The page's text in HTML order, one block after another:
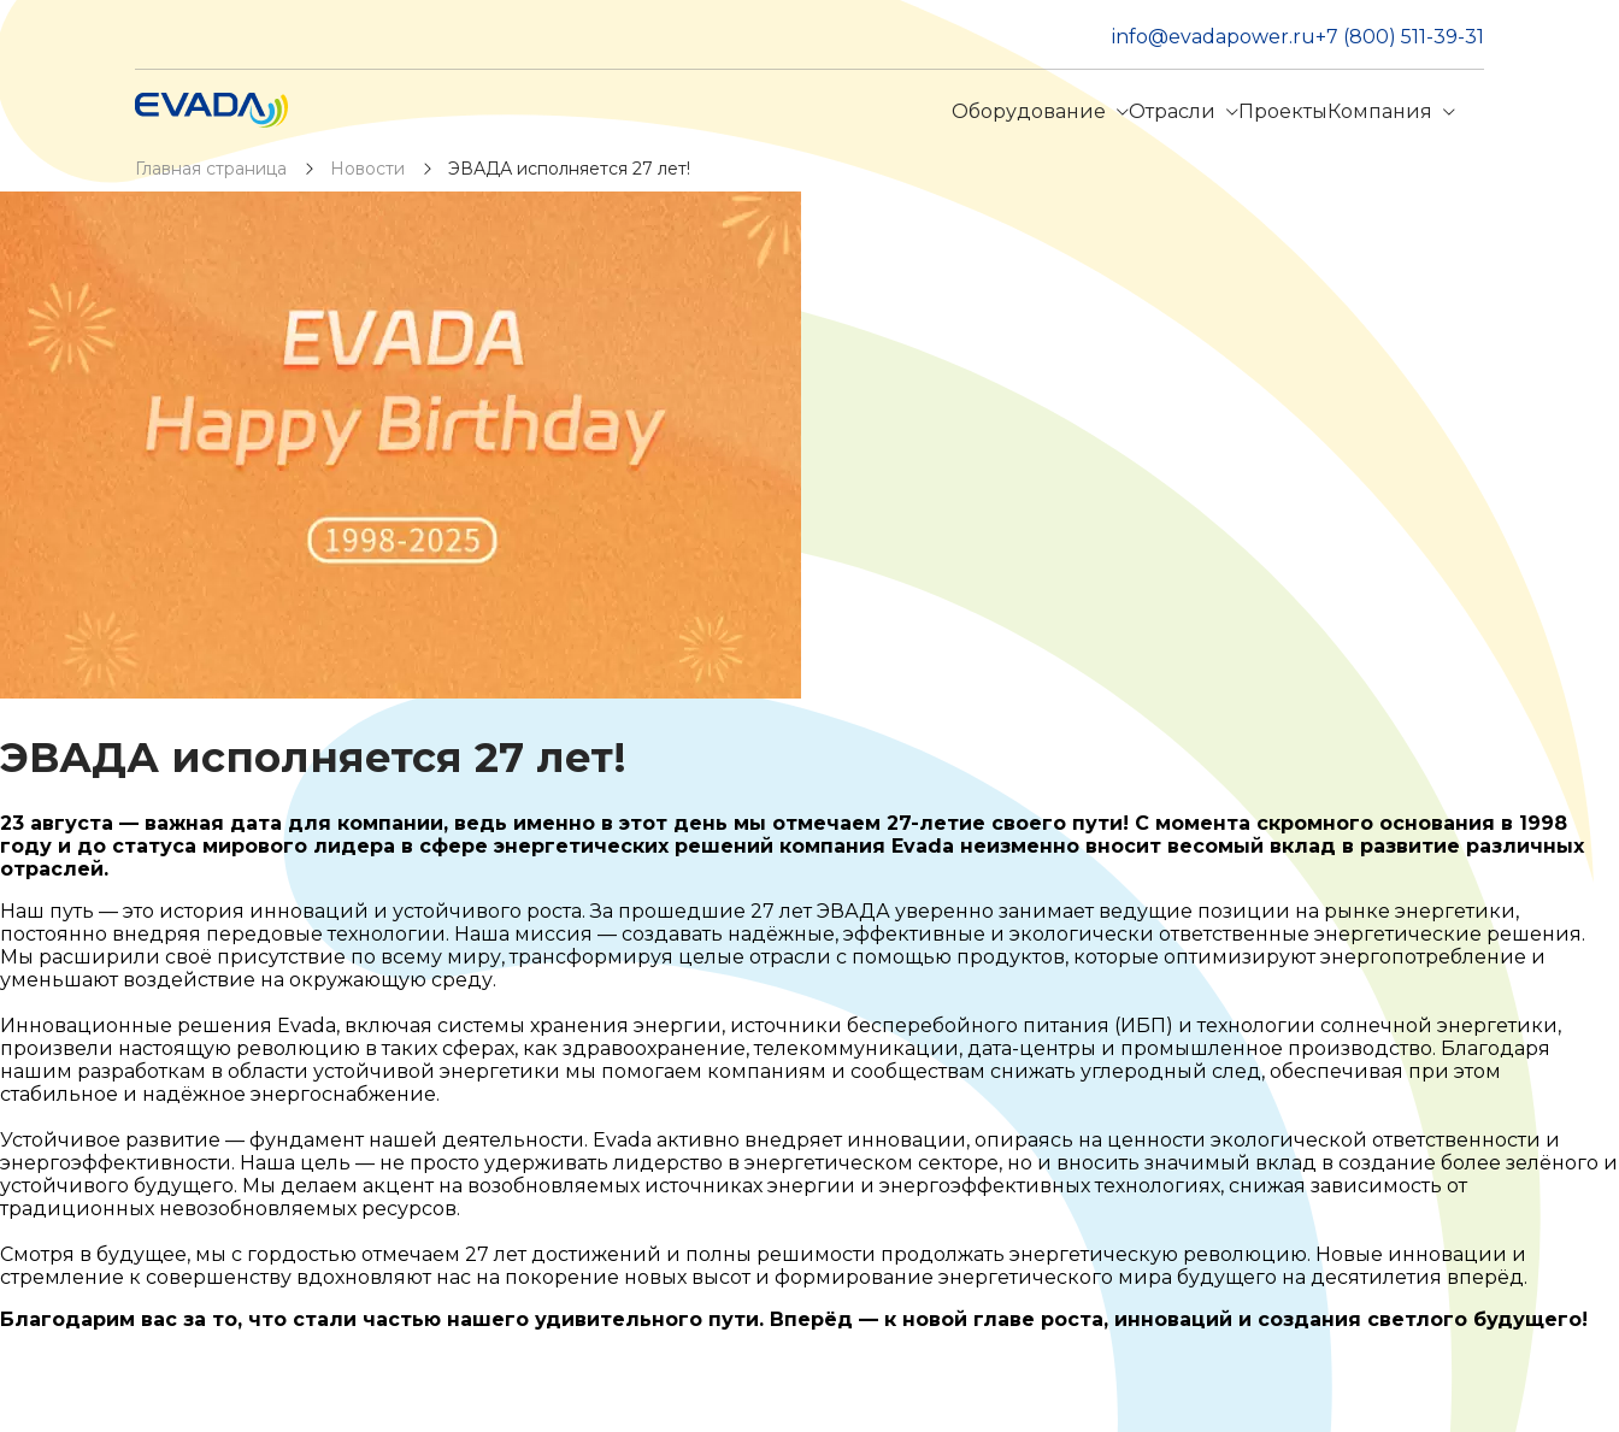
info@evadapower.ru+7 (800) 511-39-31
Оборудование Отрасли ПроектыКомпания
Главная страница Новости ЭВАДА исполняется 27 лет!
ЭВАДА исполняется 27 лет!
23 августа — важная дата для компании, ведь именно в этот день мы отмечаем 27-летие своего пути! С момента скромного основания в 1998
году и до статуса мирового лидера в сфере энергетических решений компания Evada неизменно вносит весомый вклад в развитие различных
отраслей.
Наш путь — это история инноваций и устойчивого роста. За прошедшие 27 лет ЭВАДА уверенно занимает ведущие позиции на рынке энергетики,
постоянно внедряя передовые технологии. Наша миссия — создавать надёжные, эффективные и экологически ответственные энергетические решения.
Мы расширили своё присутствие по всему миру, трансформируя целые отрасли с помощью продуктов, которые оптимизируют энергопотребление и
уменьшают воздействие на окружающую среду.
Инновационные решения Evada, включая системы хранения энергии, источники бесперебойного питания (ИБП) и технологии солнечной энергетики,
произвели настоящую революцию в таких сферах, как здравоохранение, телекоммуникации, дата-центры и промышленное производство. Благодаря
нашим разработкам в области устойчивой энергетики мы помогаем компаниям и сообществам снижать углеродный след, обеспечивая при этом
стабильное и надёжное энергоснабжение.
Устойчивое развитие — фундамент нашей деятельности. Evada активно внедряет инновации, опираясь на ценности экологической ответственности и
энергоэффективности. Наша цель — не просто удерживать лидерство в энергетическом секторе, но и вносить значимый вклад в создание более зелёного и
устойчивого будущего. Мы делаем акцент на возобновляемых источниках энергии и энергоэффективных технологиях, снижая зависимость от
традиционных невозобновляемых ресурсов.
Смотря в будущее, мы с гордостью отмечаем 27 лет достижений и полны решимости продолжать энергетическую революцию. Новые инновации и
стремление к совершенству вдохновляют нас на покорение новых высот и формирование энергетического мира будущего на десятилетия вперёд.
Благодарим вас за то, что стали частью нашего удивительного пути. Вперёд — к новой главе роста, инноваций и создания светлого будущего!